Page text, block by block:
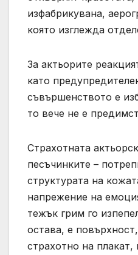
изфабрикувана,
която изглежда
За актьорите
като
съвършенството е
то вече не е
Страхотната
песъчинките –
структурата на
напрежение на
тежък грим го
остава, е
страхотно на плакат,